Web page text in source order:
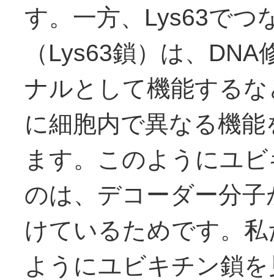
す。一方、Lys63でつ
（Lys63鎖）は、
ナルとして機能する
に細胞内で異なる機
ます。このようにユ
のは、デコーダー分
けているためです。
ようにユビキチン鎖